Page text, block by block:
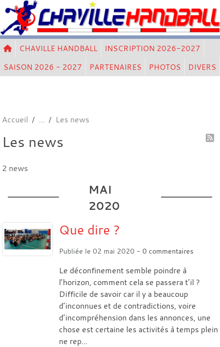
CHAVILLE HANDBALL
INSCRIPTION 2026-2027
SAISON 2026 - 2027
PARTENAIRES PHOTOS DIVERS
Accueil Les news
Les news
2 news
MAI
2020
Que dire ?
Publiée le 02 mai 2020 - 0 commentaires
Le déconfinement semble poindre à
l’horizon, comment cela se passera t’il ?
Difficile de savoir car il y a beaucoup
d’inconnues et de contradictions, voire
d’incompréhension dans les annonces, une
chose est certaine les activités à temps plein
ne rep...
Panneau de gestion des cookies